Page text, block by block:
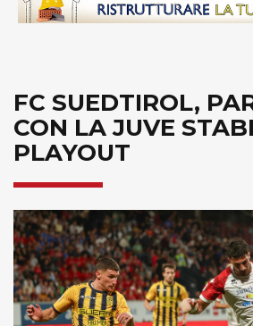
FC SUEDTIROL,
CON LA JUVE
PLAYOUT